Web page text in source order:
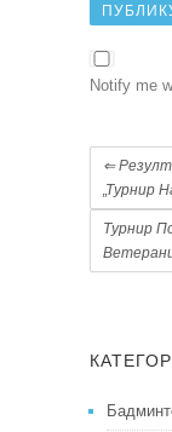
Notify me
⇐
„Турнир
Турнир